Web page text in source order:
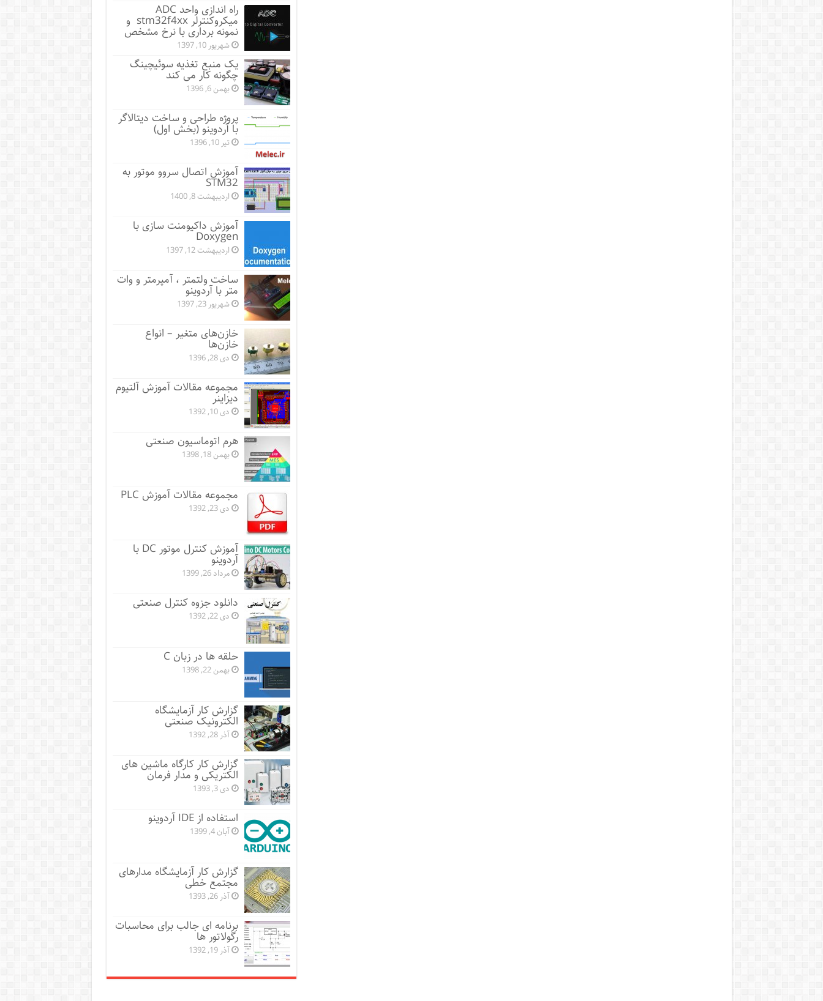
راه اندازی واحد ADC
میکروکنترلر stm32f4xx و
نمونه برداری با نرخ مشخص
شهریور 10, 1397
یک منبع تغذیه سوئیچینگ
چگونه کار می کند
بهمن 6, 1396
پروژه طراحی و ساخت دیتالاگر
با آردوینو (بخش اول)
تیر 10, 1396
آموزش اتصال سروو موتور به
STM32
اردیبهشت 8, 1400
آموزش داکیومنت سازی با
Doxygen
اردیبهشت 12, 1397
ساخت ولتمتر ، آمپرمتر و وات
متر با آردوینو
شهریور 23, 1397
خازن‌های متغیر – انواع
خازن‌ها
دی 28, 1396
مجموعه مقالات آموزش آلتیوم
دیزاینر
دی 10, 1392
هرم اتوماسیون صنعتی
بهمن 18, 1398
مجموعه مقالات آموزش PLC
دی 23, 1392
آموزش کنترل موتور DC با
آردوینو
مرداد 26, 1399
دانلود جزوه کنترل صنعتی
دی 22, 1392
حلقه ها در زبان C
بهمن 22, 1398
گزارش کار آزمایشگاه
الکترونیک صنعتی
آذر 28, 1392
گزارش کار کارگاه ماشین های
الکتریکی و مدار فرمان
دی 3, 1393
استفاده از IDE آردوینو
آبان 4, 1399
گزارش کار آزمایشگاه مدارهای
مجتمع خطی
آذر 26, 1393
برنامه ای جالب برای محاسبات
رگولاتور ها
آذر 19, 1392